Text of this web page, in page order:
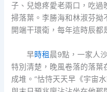
子、兒媳疼愛老兩口，吃過
掃落葉。李勝海和林淑芬拗
開端干環衛，每年這時辰都
早時租 晨9點，一家人
特別清楚，晚風卷落的落葉
成堆。“怙恃天天早《宇宙